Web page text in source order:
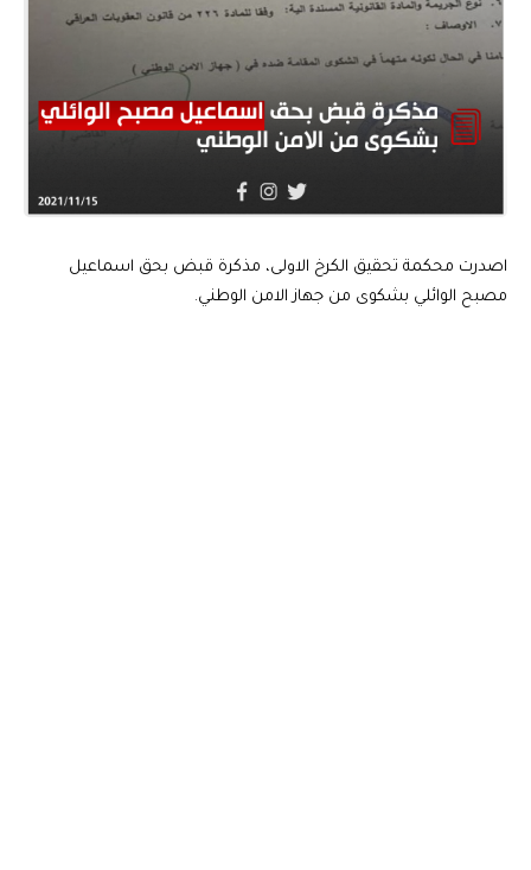
اصدرت محكمة تحقيق الكرخ الاولى، مذكرة قبض بحق اسماعيل
مصبح الوائلي بشكوى من جهاز الامن الوطني.